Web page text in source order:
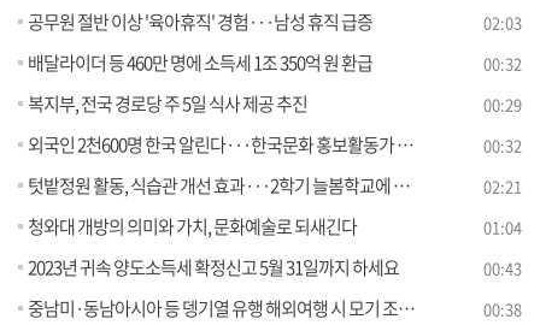
공무원 절반 이상 '육아휴직' 경험···남성 휴직 급증 02:03
배달라이더 등 460만 명에 소득세 1조 350억 원 환급 00:32
복지부, 전국 경로당 주 5일 식사 제공 추진 00:29
외국인 2천600명 한국 알린다···한국문화 홍보활동가 발대식 00:32
텃밭정원 활동, 식습관 개선 효과···2학기 늘봄학교에 연계 02:21
청와대 개방의 의미와 가치, 문화예술로 되새긴다 01:04
2023년 귀속 양도소득세 확정신고 5월 31일까지 하세요 00:43
중남미·동남아시아 등 뎅기열 유행 해외여행 시 모기 조심하세요! 00:38